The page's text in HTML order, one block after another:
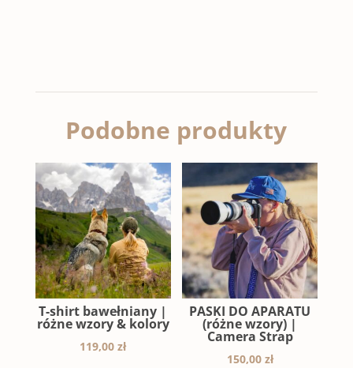
Podobne produkty
T-shirt bawełniany |
różne wzory & kolory
119,00zł
PASKI DO APARATU
(różne wzory) |
Camera Strap
150,00 zł